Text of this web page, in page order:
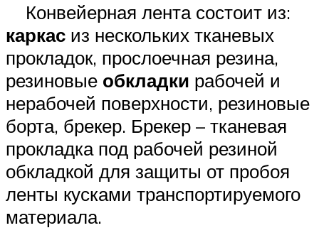
Конвейерная лента состоит из:
каркас из нескольких тканевых
прокладок, прослоечная резина,
резиновые обкладки рабочей и
нерабочей поверхности, резиновые
борта, брекер. Брекер – тканевая
прокладка под рабочей резиной
обкладкой для защиты от пробоя
ленты кусками транспортируемого
материала.